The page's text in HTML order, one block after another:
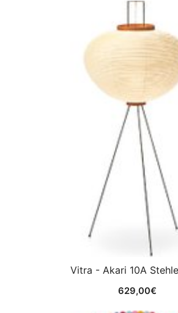
Vitra - Akari 10A
629,00€